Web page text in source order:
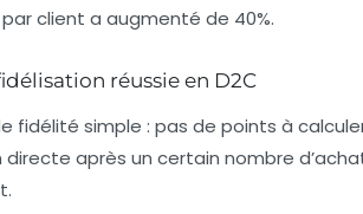
client a augmenté de 40%.
réussie en D2C
fidélité simple : pas de points à
après un certain nombre